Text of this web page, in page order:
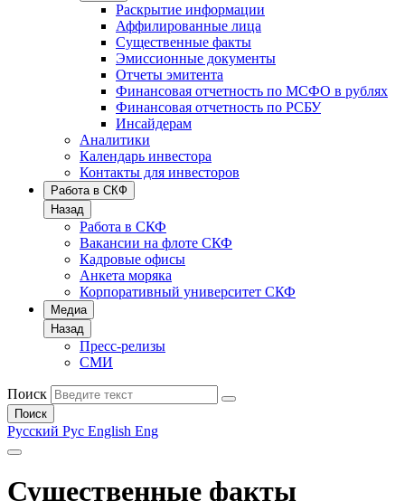
Раскрытие информации
Аффилированные лица
Существенные факты
Эмиссионные документы
Отчеты эмитента
Финансовая отчетность по МСФО в рублях
Финансовая отчетность по РСБУ
Инсайдерам
Аналитики
Календарь инвестора
Контакты для инвесторов
Работа в СКФ
Назад
Работа в СКФ
Вакансии на флоте СКФ
Кадровые офисы
Анкета моряка
Корпоративный университет СКФ
Медиа
Назад
Пресс-релизы
СМИ
Поиск
Поиск
Русский Рус English Eng
Существенные факты